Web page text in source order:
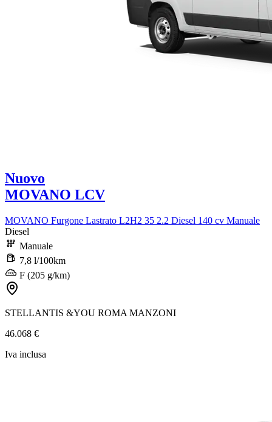
Nuovo
MOVANO LCV
MOVANO Furgone Lastrato L2H2 35 2.2 Diesel 140 cv Manuale
Diesel
Manuale
7,8 l/100km
F (205 g/km)
STELLANTIS &YOU ROMA MANZONI
46.068 €
Iva inclusa